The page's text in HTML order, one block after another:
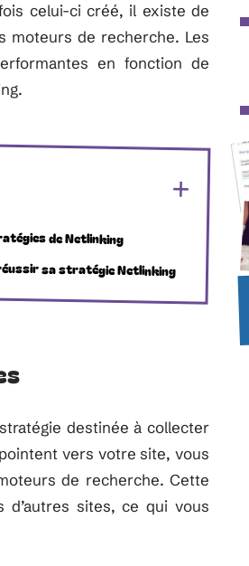
celui-ci créé, il existe de
moteurs de recherche. Les
en fonction de
de Netlinking
sa stratégie Netlinking
destinée à collecter
vers votre site, vous
de recherche. Cette
d’autres sites, ce qui vous